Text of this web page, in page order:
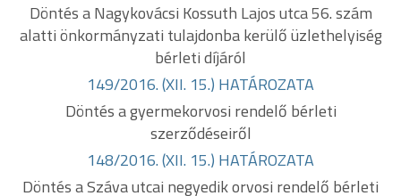
Döntés a Nagykovácsi Kossuth Lajos utca 56. szám
alatti önkormányzati tulajdonba kerülő üzlethelyiség
bérleti díjáról
149/2016. (XII. 15.) HATÁROZATA
Döntés a gyermekorvosi rendelő bérleti
szerződéseiről
148/2016. (XII. 15.) HATÁROZATA
Döntés a Száva utcai negyedik orvosi rendelő bérleti